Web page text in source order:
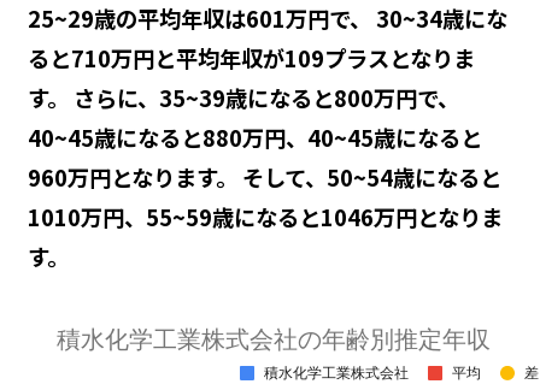
25~29歳の平均年収は601万円で、 30~34歳にな
ると710万円と平均年収が109プラスとなりま
す。 さらに、35~39歳になると800万円で、
40~45歳になると880万円、40~45歳になると
960万円となります。 そして、50~54歳になると
1010万円、55~59歳になると1046万円となりま
す。